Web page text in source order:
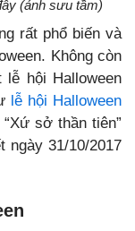
(ảnh sưu tầm)
rất phổ biến và
Không còn
hội Halloween
lễ hội Halloween
sở thần tiên”
31/10/2017